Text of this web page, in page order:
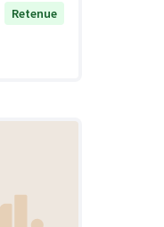
Retenue